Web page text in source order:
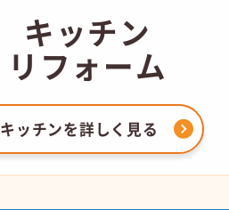
キッチン
リフォーム
キッチンを詳しく見る